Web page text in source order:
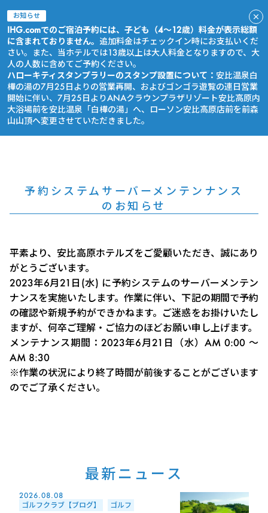
お知らせ
IHG.comでのご宿泊予約には、子ども（4～12歳）料金が表示総額
に含まれておりません。 追加料金はチェックイン時にお支払いくだ
さい。また、当ホテルでは13歳以上は大人料金となりますので、大
人の人数に含めてご予約ください。
ハローキティスタンプラリーのスタンプ設置について： 安比温泉白
樺の湯の7月25日よりの営業再開、およびゴンゴラ遊覧の連日営業
開始に伴い、7月25日よりANAクラウンプラザリゾート安比高原内
大浴場前を安比温泉「白樺の湯」へ、ローソン安比高原店前を前森
山山頂へ変更させていただきました。
予約システムサーバーメンテンナンス
のお知らせ
平素より、安比高原ホテルズをご愛顧いただき、誠にあり
がとうございます。
2023年6月21日(水) に予約システムのサーバーメンテン
ナンスを実施いたします。作業に伴い、下記の期間で予約
の確認や新規予約ができかねます。ご迷惑をお掛けいたし
ますが、何卒ご理解・ご協力のほどお願い申し上げます。
メンテナンス期間：2023年6月21日（水）AM 0:00 ～
AM 8:30
※作業の状況により終了時間が前後することがございます
のでご了承ください。
最新ニュース
2026.08.08
ゴルフクラブ【ブログ】
ゴルフ